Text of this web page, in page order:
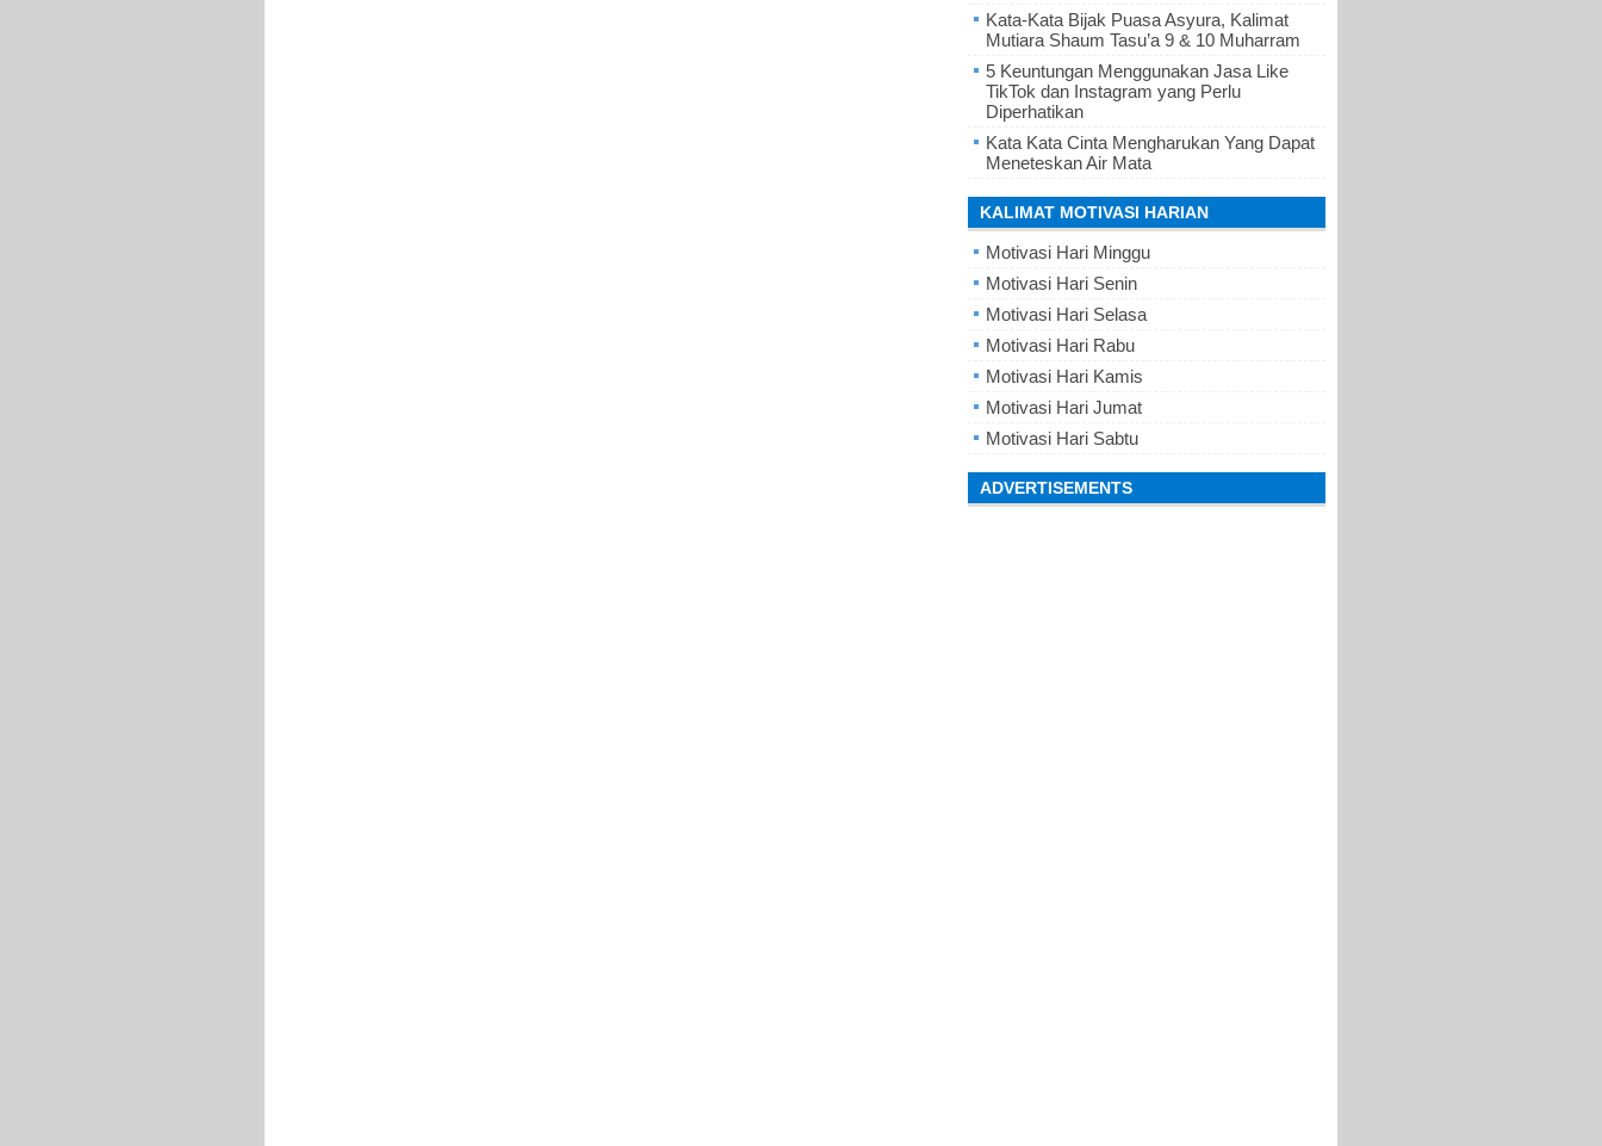
Kata-Kata Bijak Puasa Asyura, Kalimat
Mutiara Shaum Tasu’a 9 & 10 Muharram
5 Keuntungan Menggunakan Jasa Like
TikTok dan Instagram yang Perlu
Diperhatikan
Kata Kata Cinta Mengharukan Yang Dapat
Meneteskan Air Mata
KALIMAT MOTIVASI HARIAN
Motivasi Hari Minggu
Motivasi Hari Senin
Motivasi Hari Selasa
Motivasi Hari Rabu
Motivasi Hari Kamis
Motivasi Hari Jumat
Motivasi Hari Sabtu
ADVERTISEMENTS